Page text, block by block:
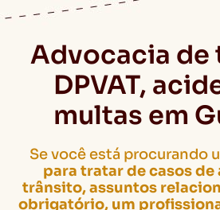
Advocacia de
DPVAT,
multas em
Se você está procurando
para tratar de casos
trânsito, assuntos
obrigatório, um